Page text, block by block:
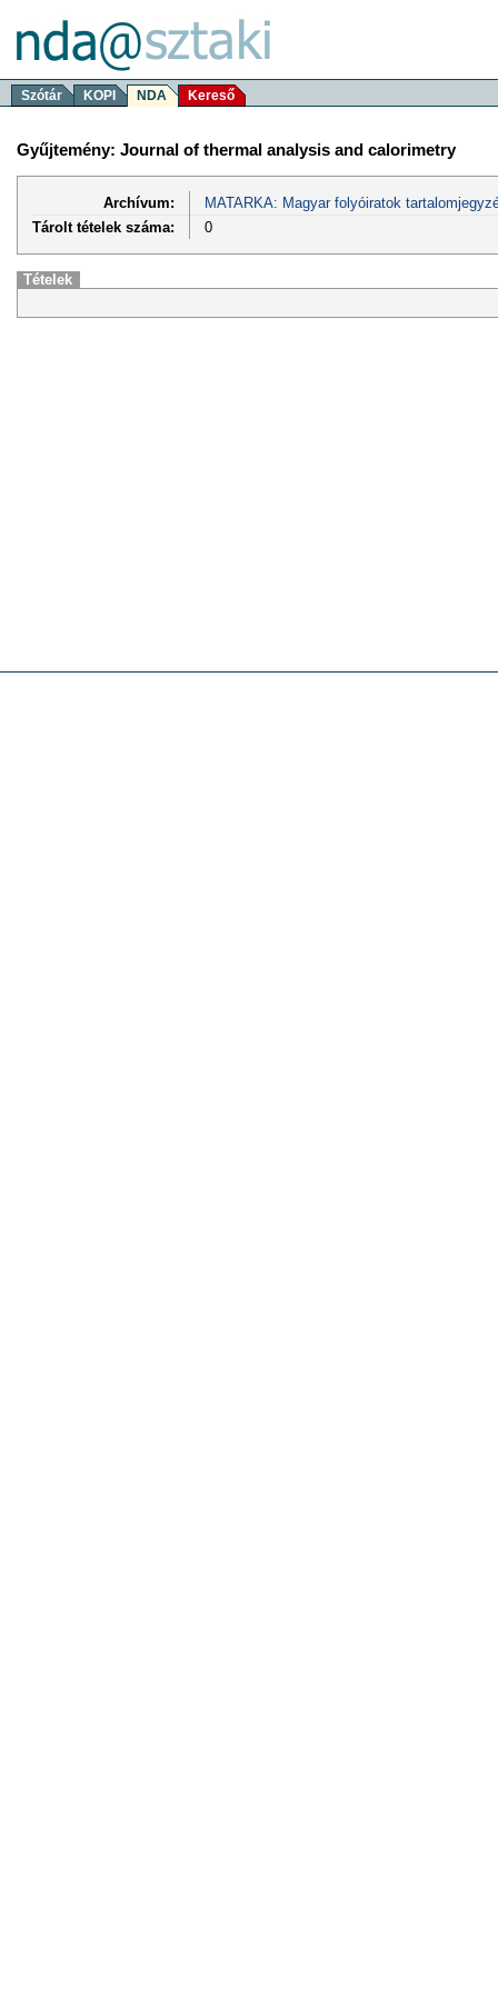
Szótár KOPI NDA Kereső
Gyűjtemény: Journal of thermal analysis and calorimetry
Archívum:
MATARKA: Magyar folyóiratok
Tárolt tételek száma:
0
Tételek